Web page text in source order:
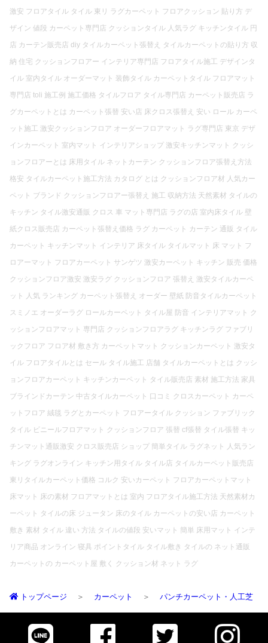
激安 フロアタイル タイル 東リ ラグカーペット フロアクッション 貼り方 デ
ザイン 値段 カーペット専門店 クッションタイル 人気ラグ キッチンタイル 円
店 カーテン販売店 diy タイルカーペット張替え タイルカーペットの貼り方 収
納 住宅 クッションフロアー インテリア専門店 フロアタイル施工 デザインタ
イル 室内タイル オーダーマット 装飾タイル カーペットタイル フロアマット
専門店 toli 施工例 施工価格 タイルフロア タイル専門店 カーペット販売店 ラ
グカーペットとは カーペット張替 安い店 床クロス張替え 安い ロール カーペ
ット施工 激安クッションフロア オーダーフロアマット ラグ専門店 東京 デザ
インカーペット 室内マット インテリアショップ 激安キッチンマット クッシ
ョンフロアーとは 床用タイル ネットカーテン クッションフロア張替え方法
格安 タイルカーペット施工方法 カタログ とは クッションフロア材 人気カー
ペット ブランド クッションフロアー張替え 施工 収納方法 天然素材 タイルの
キッチン タイル激安通販 クロス 車 マット専門店 ラグの店 室内床タイル 壁
紙クロス販売店 カーペット張替え価格 ラグ カーペット カーテン 通販 タイル
カーペット キッチンマット インテリア 床タイル タイルマット 床 マット フ
ロアーマット フロアカーペット サンゲツ 激安カーペット キッチン 販売 価格
クッションフロア激安 激安ラグ クッションフロア 張替え 激安タイルカーペ
ット 人気 ランキング カーペット張替え オーダー 壁紙 防音タイルカーペット
スミノエ オーダーラグ ロールカーペット タイル屋 防音 インテリアマット ク
ッションフロアマット 専門店 クッションフロアラグ キッチンラグ ファブリ
ックフロア フロア材 敷き方 カーペットマット クッションカーペット 激安タ
イル フロアタイルとは セール タイル施工 店舗 タイルカーペットとは クッシ
ョンフロアカーペット キッチンカーペット タイル販売店 素材 施工方法 家具
ブラインドカーテン 中古タイルカーペット 口コミ クロスカーペット カーペ
ットフロア 絨毯 ラグとカーペット フロアータイル クッション ファブリック
タイル ビニールフロアマット クッションフロア 張替 cf張替 タイル張替 キッ
チンマット通販激安 クロス販売店 ショップ 簡単タイル ラグネット 人気ラン
キング ラグオンライン キッチン用タイル タイル店 タイルカーペット販売店
東リタイルカーペット価格 コルク 安いカーペット フロアカーペットマット
床マット 床の素材 フロアマットとは 室内 フロアタイル施工方法 天然素材カ
ーペット タイルの床 ジュータン 床のタイル カーペットの安い店 カーペット
敷き 素材 タイル 違い 方法 タイルの値段 安いマット 簡単 床用マット インテ
リア商品 オンライン 寝具 ポイントタイル タイル敷き タイルの ネット通販
カーペットの カーペット屋 敷く クッション材 ネット ラグ
トップページ カーペット パンチカーペット・人工芝